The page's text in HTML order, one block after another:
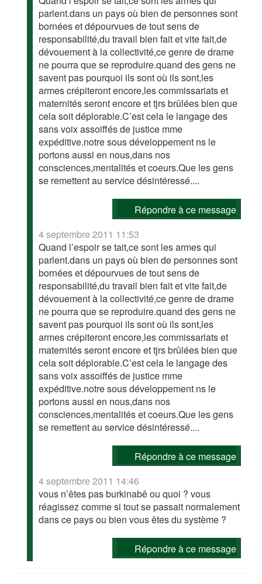
parlent.dans un pays où bien de personnes sont
bornées et dépourvues de tout sens de
responsabilité,du travail bien fait et vite fait,de
dévouement à la collectivité,ce genre de drame
ne pourra que se reproduire.quand des gens ne
savent pas pourquoi ils sont où ils sont,les
armes crépiteront encore,les commissariats et
maternités seront encore et tjrs brûlées bien que
cela soit déplorable.C’est cela le langage des
sans voix assoiffés de justice mme
expéditive.notre sous développement ns le
portons aussi en nous,dans nos
consciences,mentalités et coeurs.Que les gens
se remettent au service désintéressé....
Répondre à ce message
4 septembre 2011 11:53
Quand l’espoir se tait,ce sont les armes qui
parlent.dans un pays où bien de personnes sont
bornées et dépourvues de tout sens de
responsabilité,du travail bien fait et vite fait,de
dévouement à la collectivité,ce genre de drame
ne pourra que se reproduire.quand des gens ne
savent pas pourquoi ils sont où ils sont,les
armes crépiteront encore,les commissariats et
maternités seront encore et tjrs brûlées bien que
cela soit déplorable.C’est cela le langage des
sans voix assoiffés de justice mme
expéditive.notre sous développement ns le
portons aussi en nous,dans nos
consciences,mentalités et coeurs.Que les gens
se remettent au service désintéressé....
Répondre à ce message
4 septembre 2011 14:46
vous n’êtes pas burkinabê ou quoi ? vous
réagissez comme si tout se passait normalement
dans ce pays ou bien vous êtes du système ?
Répondre à ce message